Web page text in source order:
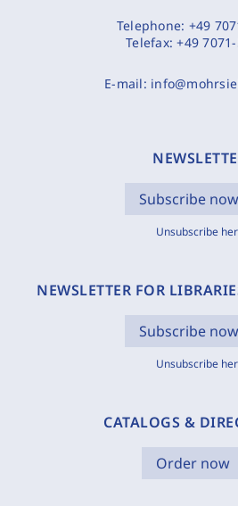
Telephone: +49
Telefax:+49
E-mail:
Subscribe now
Unsubscribe
NEWSLETTER FOR
Subscribe now
Unsubscribe
CATALOGS &
Order now